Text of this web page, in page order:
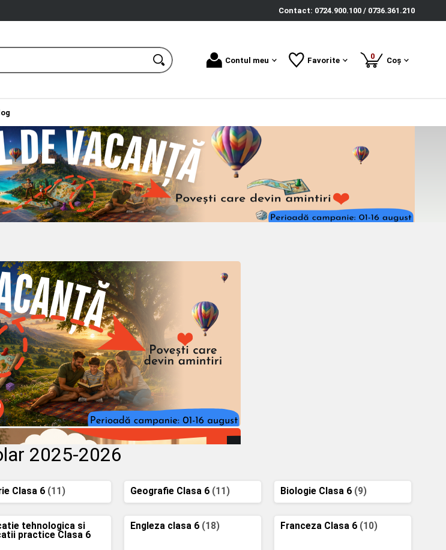
Contact: 0724.900.100 / 0736.361.210
Contul meu Favorite 0produse
Coș
2025-2026
Clasa 6 (11) Geografie Clasa 6 (11) Biologie Clasa 6 (9)
tehnologica si
practice Clasa 6
Engleza clasa 6 (18) Franceza Clasa 6 (10)